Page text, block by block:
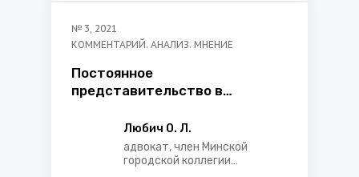
№ 3, 2021
КОММЕНТАРИЙ. АНАЛИЗ. МНЕНИЕ
Постоянное
представительство в
соглашениях Республики
Беларусь
Любич О. Л.
адвокат, член Минской
городской коллегии